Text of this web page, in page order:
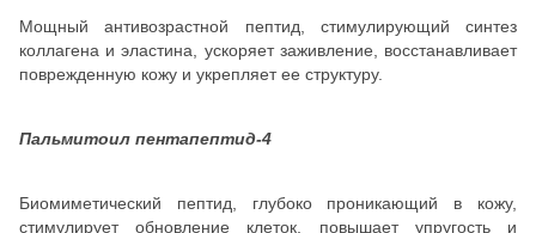
Мощный антивозрастной пептид, стимулирующий синтез
коллагена и эластина, ускоряет заживление, восстанавливает
поврежденную кожу и укрепляет ее структуру.
Пальмитоил пентапептид-4
Биомиметический пептид, глубоко проникающий в кожу,
стимулирует обновление клеток, повышает упругость и